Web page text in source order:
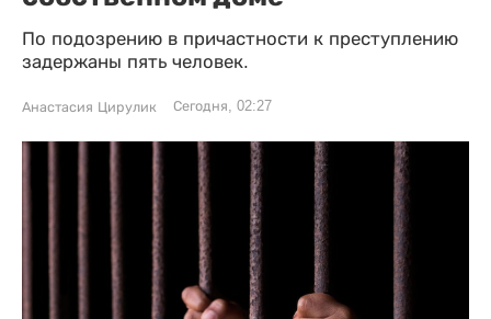
По подозрению в причастности к преступлению
задержаны пять человек.
Анастасия Цирулик Сегодня, 02:27